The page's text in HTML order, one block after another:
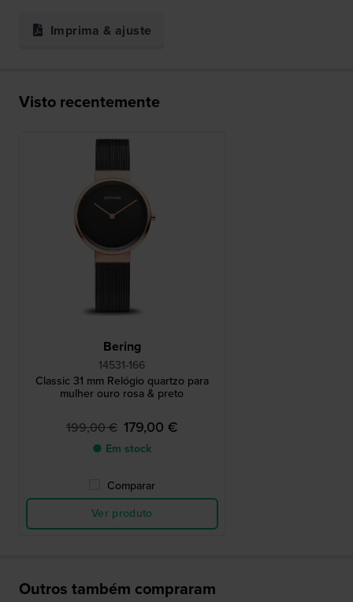
Imprima & ajuste
Visto recentemente
Bering
14531-166
Classic 31 mm Relógio quartzo para
mulher ouro rosa & preto
199,00 € 179,00 €
● Em stock
Comparar
Ver produto
Outros também compraram